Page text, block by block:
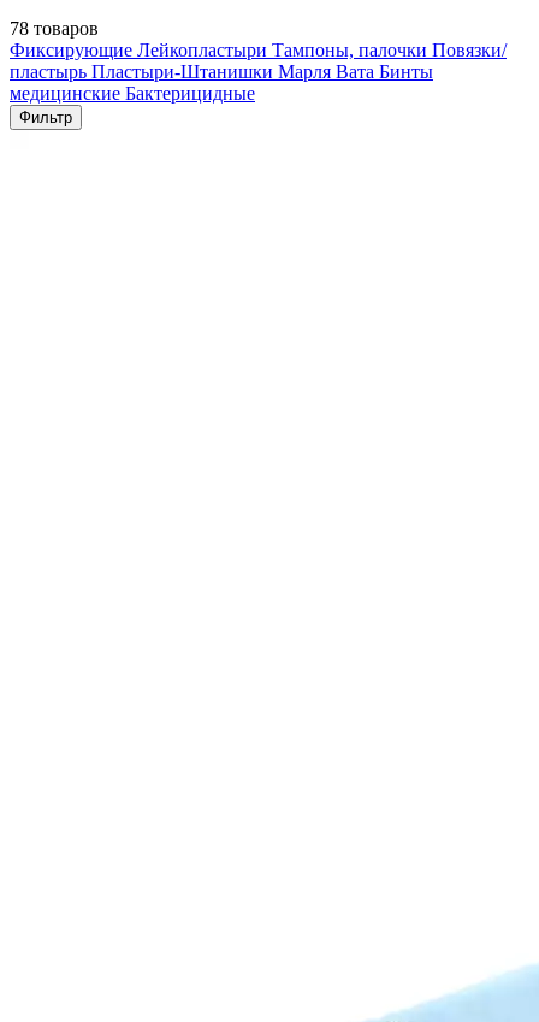
78 товаров
Фиксирующие Лейкопластыри Тампоны, палочки Повязки/
пластырь Пластыри-Штанишки Марля Вата Бинты
медицинские Бактерицидные
Фильтр